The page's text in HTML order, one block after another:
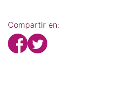
Compartir en: